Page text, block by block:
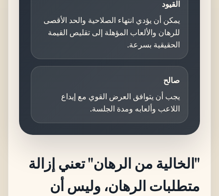
القيود
يمكن أن يؤدي انتهاء الصلاحية والحد الأقصى
للرهان والألعاب المؤهلة إلى تقليص القيمة
الحقيقية بسرعة.
صالح
يجب أن يتوافق العرض القوي مع إيداع
اللاعب وألعابه ومدة الجلسة.
"الخالية من الرهان" تعني إزالة
متطلبات الرهان، وليس أن